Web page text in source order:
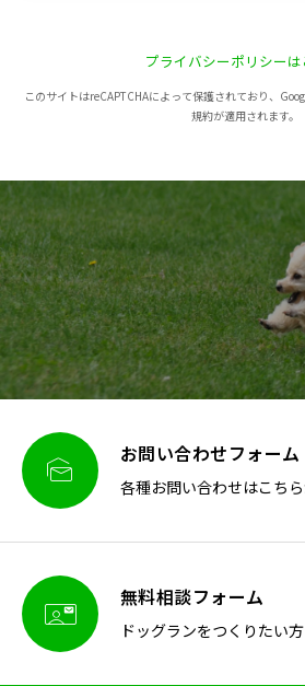
プライバシーポリシーは
このサイトはreCAPTCHAによって保護されており、
規約が適用されます。
 お問い合わせフォーム
各種お問い合わせはこち
 無料相談フォーム
ドッグランをつくりたい